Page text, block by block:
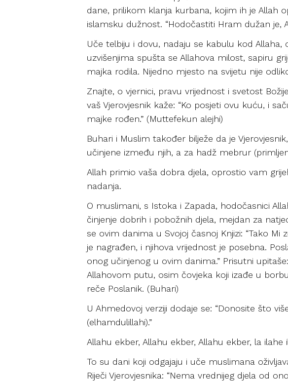
dane, prilikom klanja kurbana, kojim ih je Allah
islamsku dužnost. “Hodočastiti Hram dužan je,
Uče telbiju i dovu, nadaju se kabulu kod
uzvišenjima spušta se Allahova milost, sapiru
majka rodila. Nijedno mjesto na svijetu nije
Znajte, o vjernici, pravu vrijednost i svetost
vaš Vjerovjesnik kaže: “Ko posjeti ovu kuću, i
majke rođen.” (Muttefekun alejhi)
Buhari i Muslim također bilježe da je
učinjene između njih, a za hadž mebrur
Allah primio vaša dobra djela, oprostio vam
nadanja.
O muslimani, s Istoka i Zapada, hodočasnici
činjenje dobrih i pobožnih djela, mejdan za
se ovim danima u Svojoj časnoj Knjizi: “Tako Mi
je nagrađen, i njihova vrijednost je posebna.
onog učinjenog u ovim danima.” Prisutni
Allahovom putu, osim čovjeka koji izađe u
reče Poslanik. (Buhari)
U Ahmedovoj verziji dodaje se: “Donosite što
(elhamdulillahi).”
Allahu ekber, Allahu ekber, Allahu ekber, la
To su dani koji odgajaju i uče muslimana
Riječi Vjerovjesnika: “Nema vrednijeg djela od